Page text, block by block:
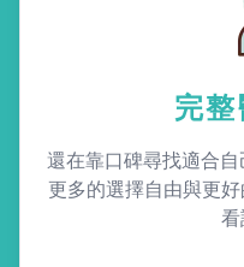
完
還在靠口碑尋找適合
更多的選擇自由與更
看